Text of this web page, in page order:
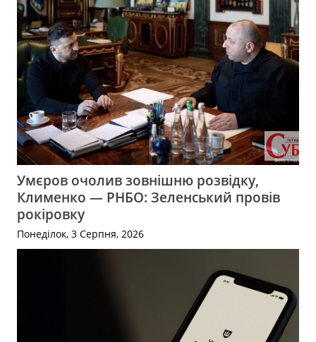
Умєров очолив зовнішню розвідку,
Клименко — РНБО: Зеленський провів
рокіровку
Понеділок, 3 Серпня, 2026